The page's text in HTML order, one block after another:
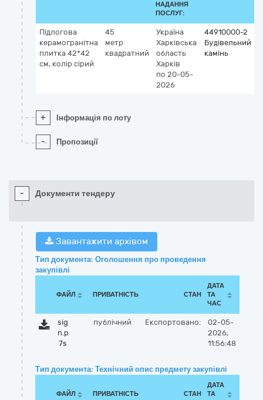
НАДАННЯ
ПОСЛУГ:
Підлогова
керамогранітна
плитка 42*42
см, колір сірий
45
метр
квадратний
Україна
Харківська
область
Харків
по 20-05-
2026
44910000-2
Будівельний
камінь
+ Інформація по лоту
- Пропозиції
- Документи тендеру
Завантажити архівом
Тип документа: Оголошення про проведення
закупівлі
ФАЙЛ ПРИВАТНІСТЬ СТАН
ДАТА
ТА
ЧАС
sig
n.p
7s
публічний Експортовано:
02-05-
2026,
11:56:48
Тип документа: Технічний опис предмету закупівлі
ФАЙЛ ПРИВАТНІСТЬ СТАН
ДАТА
ТА